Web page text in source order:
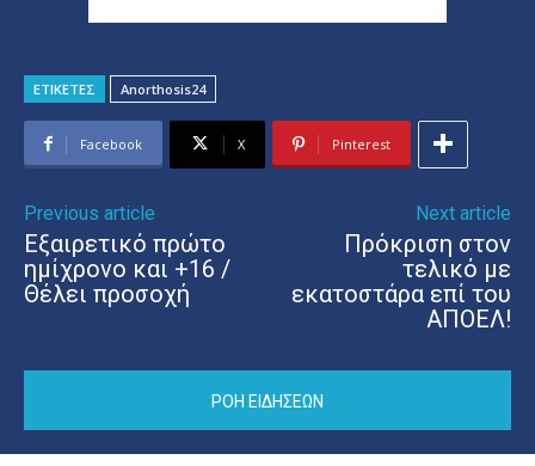
ΕΤΙΚΕΤΕΣ Anorthosis24
Facebook X Pinterest
Previous article
Εξαιρετικό πρώτο
ημίχρονο και +16 /
Θέλει προσοχή
Next article
Πρόκριση στον
τελικό με
εκατοστάρα επί του
ΑΠΟΕΛ!
ΡΟΗ ΕΙΔΗΣΕΩΝ